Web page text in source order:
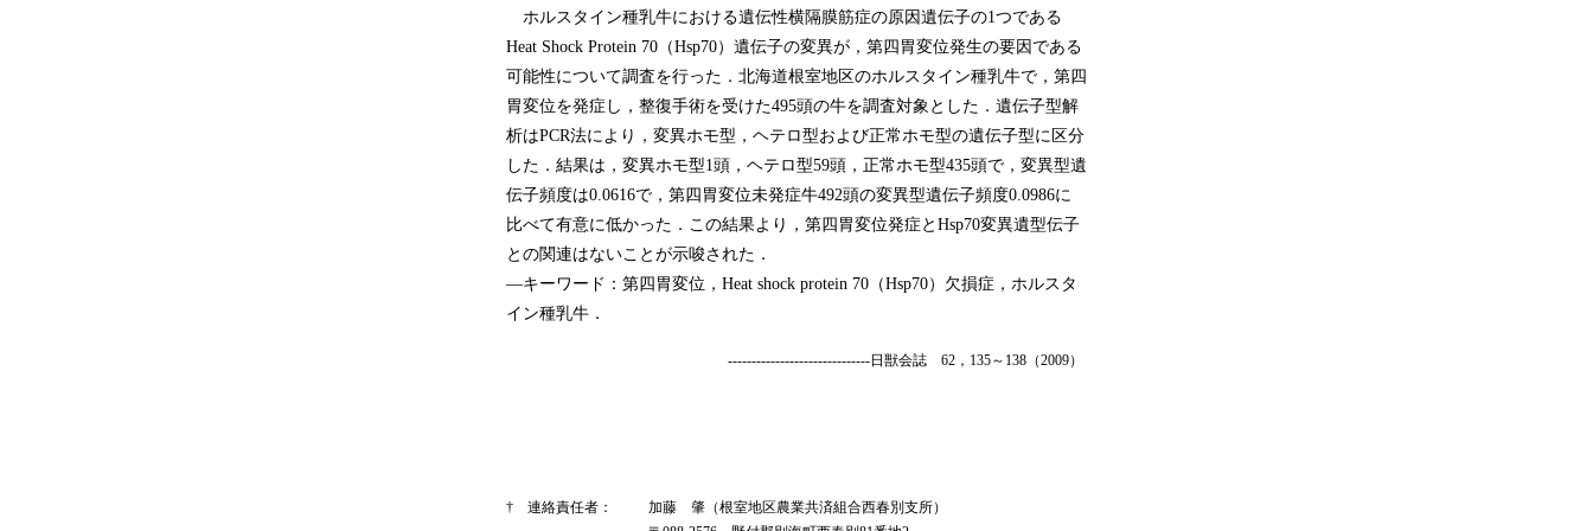
ホルスタイン種乳牛における遺伝性横隔膜筋症の原因遺伝子の1つである
Heat Shock Protein 70（Hsp70）遺伝子の変異が，第四胃変位発生の要因である
可能性について調査を行った．北海道根室地区のホルスタイン種乳牛で，第四
胃変位を発症し，整復手術を受けた495頭の牛を調査対象とした．遺伝子型解
析はPCR法により，変異ホモ型，ヘテロ型および正常ホモ型の遺伝子型に区分
した．結果は，変異ホモ型1頭，ヘテロ型59頭，正常ホモ型435頭で，変異型遺
伝子頻度は0.0616で，第四胃変位未発症牛492頭の変異型遺伝子頻度0.0986に
比べて有意に低かった．この結果より，第四胃変位発症とHsp70変異遺型伝子
との関連はないことが示唆された．
―キーワード： 第四胃変位，Heat shock protein 70（Hsp70）欠損症，ホルスタ
イン種乳牛．
------------------------------日獣会誌 62，135～138（2009）
† 連絡責任者：
加藤 肇（根室地区農業共済組合西春別支所）